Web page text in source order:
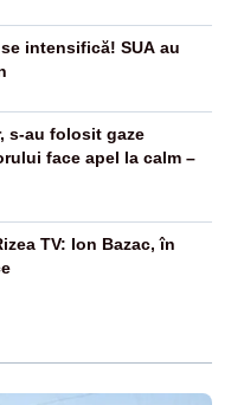
intensifică! SUA au
s-au folosit gaze
face apel la calm –
TV: Ion Bazac, în